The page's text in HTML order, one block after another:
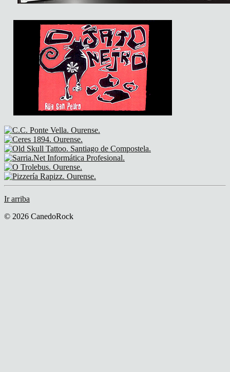
Ir arriba
© 2026 CanedoRock